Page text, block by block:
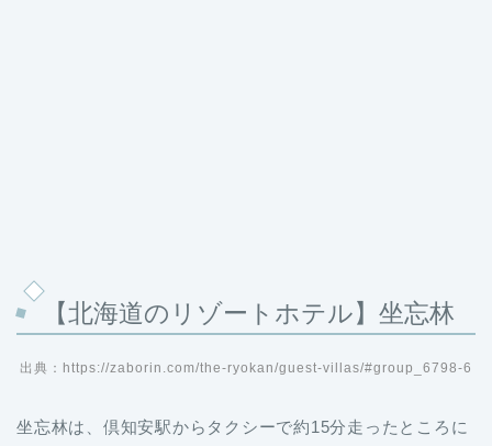
【北海道のリゾートホテル】坐忘林
出典：https://zaborin.com/the-ryokan/guest-villas/#group_6798-6
坐忘林は、倶知安駅からタクシーで約15分走ったところに